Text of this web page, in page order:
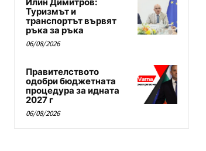
Туризмът и
транспортът вървят
ръка за ръка
06/08/2026
Правителството
одобри бюджетната
процедура за идната
2027 г
06/08/2026